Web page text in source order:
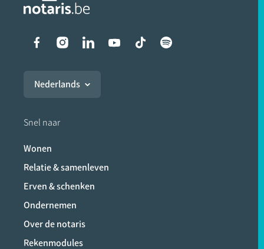
Liens vers les réseaux
Nederlands
Snel naar
Wonen
Relatie & samenleven
Erven & schenken
Ondernemen
Over de notaris
Rekenmodules